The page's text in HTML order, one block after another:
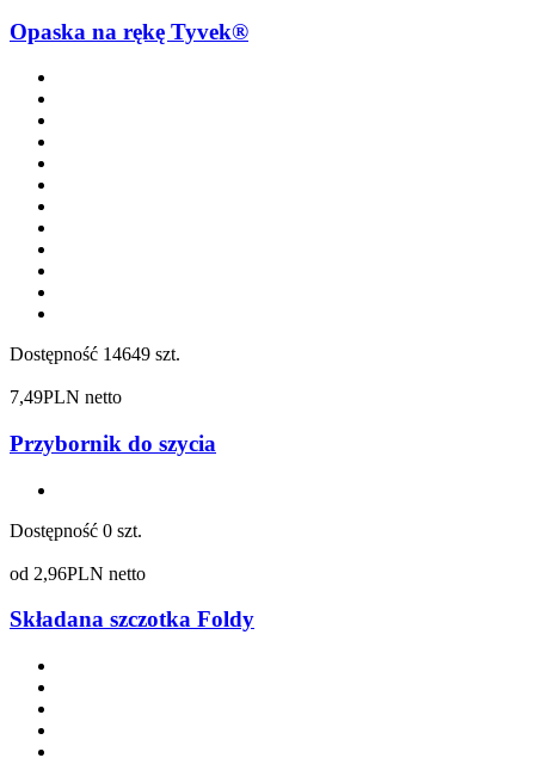
Opaska na rękę Tyvek®
Dostępność 14649 szt.
7,49PLN netto
Przybornik do szycia
Dostępność 0 szt.
od 2,96PLN netto
Składana szczotka Foldy